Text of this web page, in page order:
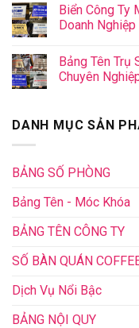
Biển Công Ty
Doanh
Bảng Tên Trụ
Chuyên
DANH MỤC SẢN
BẢNG SỐ PHÒNG
Bảng Tên - Móc Khóa
BẢNG TÊN CÔNG TY
SỐ BÀN QUÁN
Dịch Vụ Nổi Bậc
BẢNG NỘI QUY